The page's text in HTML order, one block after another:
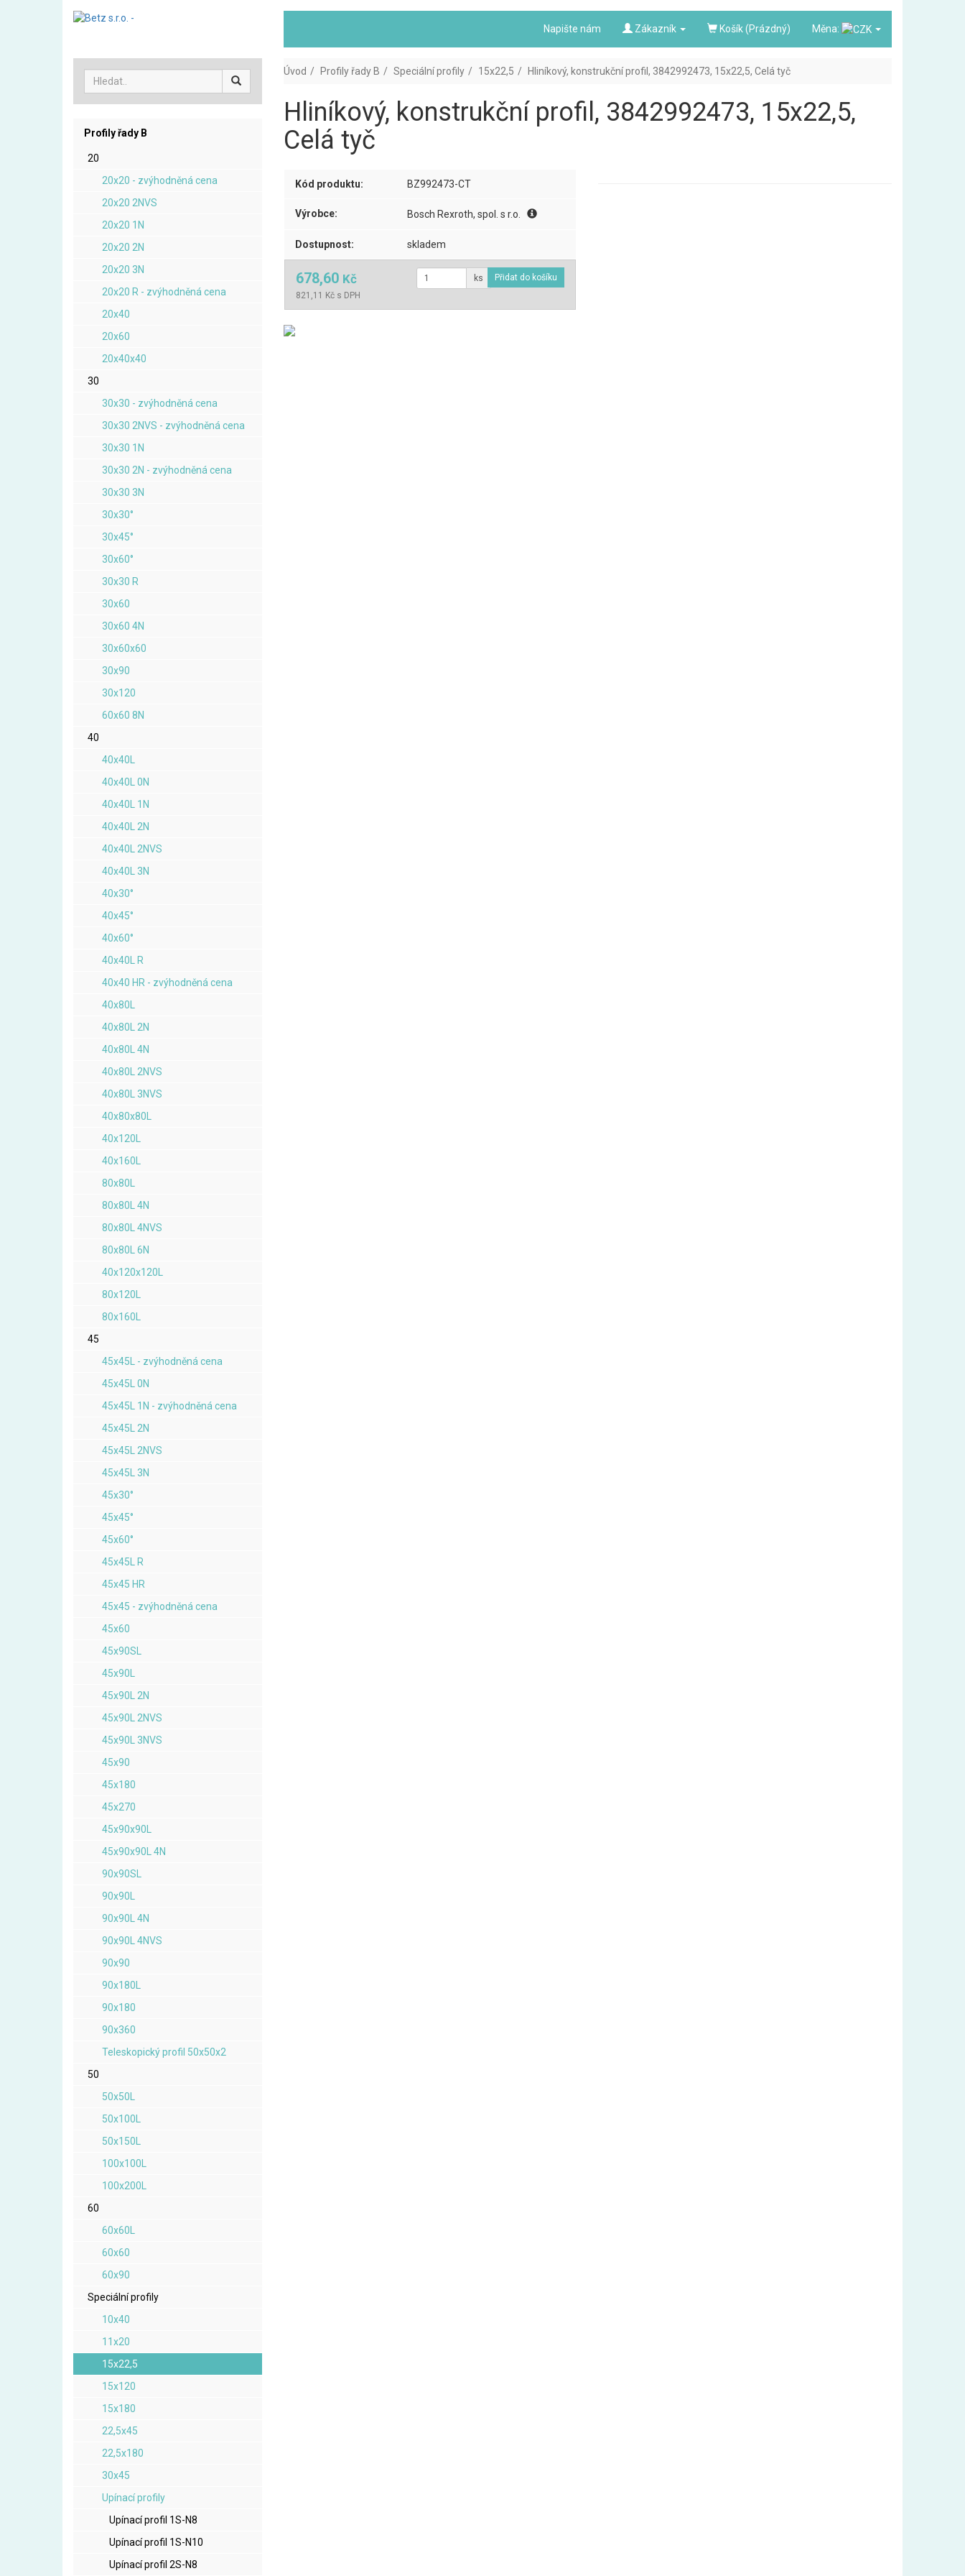
Napište nám Zákazník Košík (Prázdný) Měna:
Profily řady B
20
20x20 - zvýhodněná cena
20x20 2NVS
20x20 1N
20x20 2N
20x20 3N
20x20 R - zvýhodněná cena
20x40
20x60
20x40x40
30
30x30 - zvýhodněná cena
30x30 2NVS - zvýhodněná cena
30x30 1N
30x30 2N - zvýhodněná cena
30x30 3N
30x30°
30x45°
30x60°
30x30 R
30x60
30x60 4N
30x60x60
30x90
30x120
60x60 8N
40
40x40L
40x40L 0N
40x40L 1N
40x40L 2N
40x40L 2NVS
40x40L 3N
40x30°
40x45°
40x60°
40x40L R
40x40 HR - zvýhodněná cena
40x80L
40x80L 2N
40x80L 4N
40x80L 2NVS
40x80L 3NVS
40x80x80L
40x120L
40x160L
80x80L
80x80L 4N
80x80L 4NVS
80x80L 6N
40x120x120L
80x120L
80x160L
45
45x45L - zvýhodněná cena
45x45L 0N
45x45L 1N - zvýhodněná cena
45x45L 2N
45x45L 2NVS
45x45L 3N
45x30°
45x45°
45x60°
45x45L R
45x45 HR
45x45 - zvýhodněná cena
45x60
45x90SL
45x90L
45x90L 2N
45x90L 2NVS
45x90L 3NVS
45x90
45x180
45x270
45x90x90L
45x90x90L 4N
90x90SL
90x90L
90x90L 4N
90x90L 4NVS
90x90
90x180L
90x180
90x360
Teleskopický profil 50x50x2
50
50x50L
50x100L
50x150L
100x100L
100x200L
60
60x60L
60x60
60x90
Speciální profily
10x40
11x20
15x22,5
15x120
15x180
22,5x45
22,5x180
30x45
Upínací profily
Upínací profil 1S-N8
Upínací profil 1S-N10
Upínací profil 2S-N8
Úvod Profily řady B Speciální profily 15x22,5 Hliníkový, konstrukční profil, 3842992473, 15x22,5, Celá tyč
Hliníkový, konstrukční profil, 3842992473, 15x22,5,
Celá tyč
Kód produktu: BZ992473-CT
Výrobce: Bosch Rexroth, spol. s r.o.
Dostupnost: skladem
678,60 Kč
821,11 Kč s DPH
ks